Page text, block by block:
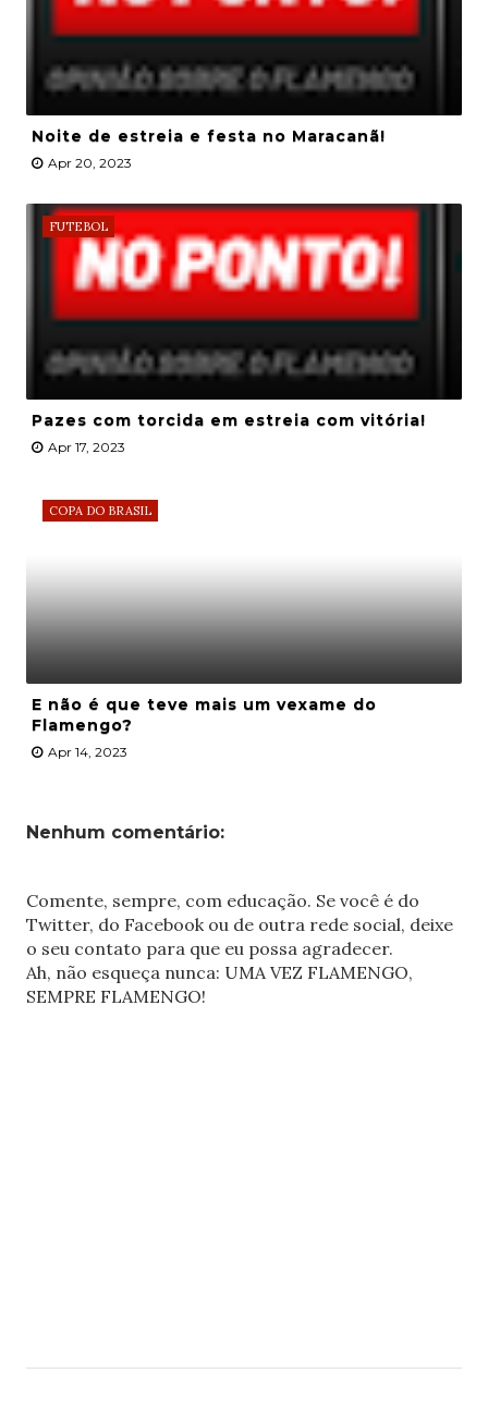
Noite de estreia e festa no Maracanã!
Apr 20, 2023
FUTEBOL
Pazes com torcida em estreia com vitória!
Apr 17, 2023
COPA DO BRASIL
E não é que teve mais um vexame do
Flamengo?
Apr 14, 2023
Nenhum comentário:
Comente, sempre, com educação. Se você é do
Twitter, do Facebook ou de outra rede social, deixe
o seu contato para que eu possa agradecer.
Ah, não esqueça nunca: UMA VEZ FLAMENGO,
SEMPRE FLAMENGO!